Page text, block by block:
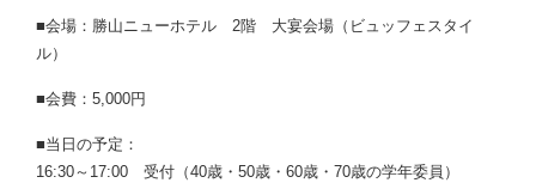
■会場：勝山ニューホテル 2階 大宴会場（ビュッフェスタイ
ル）
■会費：5,000円
■当日の予定：
16:30～17:00 受付（40歳・50歳・60歳・70歳の学年委員）